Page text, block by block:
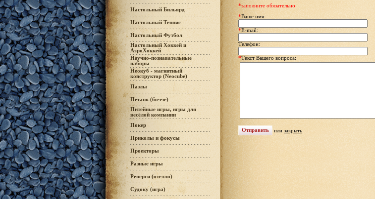
Настольный Бильярд
Настольный Теннис
Настольный Футбол
Настольный Хоккей и
АэроХоккей
Научно-познавательные
наборы
Неокуб - магнитный
конструктор (Neocube)
Пазлы
Петанк (бочче)
Питейные игры, игры для
весёлой компании
Покер
Приколы и фокусы
Проекторы
Разные игры
Реверси (отелло)
Судоку (игра)
*заполните обязательно
*Ваше имя:
*E-mail:
Телефон:
*Текст Вашего вопроса:
или закрыть